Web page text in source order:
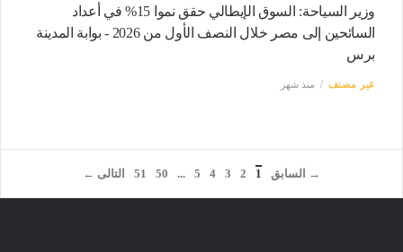
وزير السياحة: السوق الإيطالي حقق نموا 15% في أعداد
السائحين إلى مصر خلال النصف الأول من 2026 - بوابة المدينة
برس
غير مصنف منذ شهر
→ السابق 1
2
3
4
5
...
50
51 التالى ←